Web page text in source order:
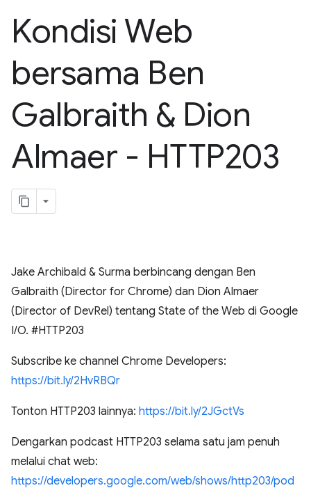
Kondisi Web
bersama Ben
Galbraith & Dion
Almaer - HTTP203
Jake Archibald & Surma berbincang dengan Ben
Galbraith (Director for Chrome) dan Dion Almaer
(Director of DevRel) tentang State of the Web di Google
I/O. #HTTP203
Subscribe ke channel Chrome Developers:
https://bit.ly/2HvRBQr
Tonton HTTP203 lainnya: https://bit.ly/2JGctVs
Dengarkan podcast HTTP203 selama satu jam penuh
melalui chat web:
https://developers.google.com/web/shows/http203/pod